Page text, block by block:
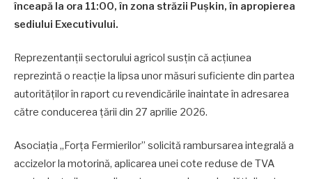
înceapă la ora 11:00, în zona străzii Pușkin, în apropierea
sediului Executivului.
Reprezentanții sectorului agricol susțin că acțiunea
reprezintă o reacție la lipsa unor măsuri suficiente din partea
autorităților în raport cu revendicările înaintate în adresarea
către conducerea țării din 27 aprilie 2026.
Asociația „Forța Fermierilor” solicită rambursarea integrală a
accizelor la motorină, aplicarea unei cote reduse de TVA